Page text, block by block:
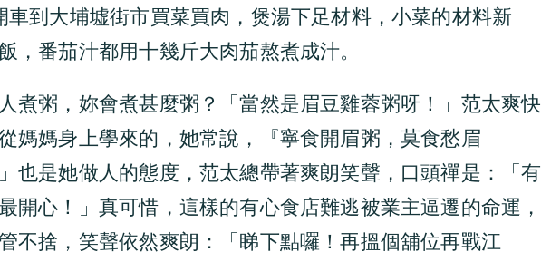
到大埔墟街市買菜買肉，煲湯下足材料，小菜的材料新
，番茄汁都用十幾斤大肉茄熬煮成汁。
煮粥，妳會煮甚麼粥？「當然是眉豆雞蓉粥呀！」范太爽快
媽媽身上學來的，她常說，『寧食開眉粥，莫食愁眉
也是她做人的態度，范太總帶著爽朗笑聲，口頭禪是：「有
開心！」真可惜，這樣的有心食店難逃被業主逼遷的命運，
不捨，笑聲依然爽朗：「睇下點囉！再搵個舖位再戰江